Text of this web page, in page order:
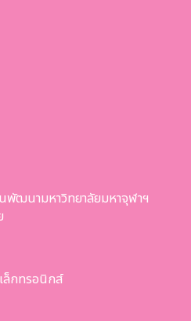
พัฒนามหาวิทยาลัยมหาจุฬาฯ
ล็กทรอนิกส์